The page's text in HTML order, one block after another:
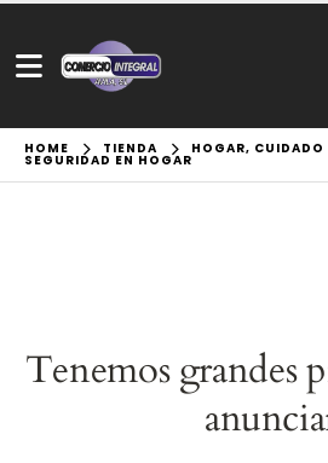
HOME TIENDA HOGAR, CUIDADO
SEGURIDAD EN HOGAR
Tenemos grandes